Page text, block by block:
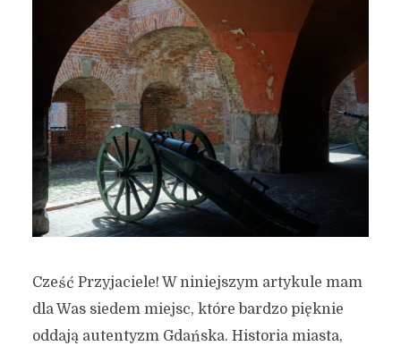
Cześć Przyjaciele! W niniejszym artykule mam
dla Was siedem miejsc, które bardzo pięknie
oddają autentyzm Gdańska. Historia miasta,